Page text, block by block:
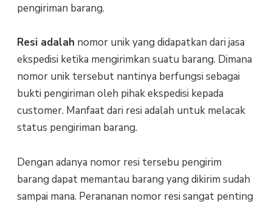
pengiriman barang.
Resi adalah nomor unik yang didapatkan dari jasa
ekspedisi ketika mengirimkan suatu barang. Dimana
nomor unik tersebut nantinya berfungsi sebagai
bukti pengiriman oleh pihak ekspedisi kepada
customer. Manfaat dari resi adalah untuk melacak
status pengiriman barang.
Dengan adanya nomor resi tersebu pengirim
barang dapat memantau barang yang dikirim sudah
sampai mana. Perananan nomor resi sangat penting